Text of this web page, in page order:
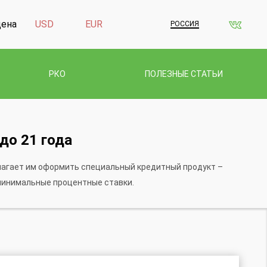
USD EUR РОССИЯ
РКО ПОЛЕЗНЫЕ СТАТЬИ
21 года
им оформить специальный кредитный продукт –
процентные ставки.